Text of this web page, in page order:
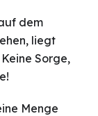
dem
liegt
Sorge,
Menge